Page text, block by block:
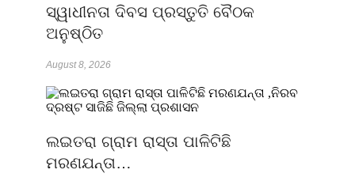
ସ୍ୱାଧୀନତା ଦିବସ ପ୍ରସ୍ତୁତି ବୈଠକ
ଅନୁଷ୍ଠିତ
August 8, 2026
ଲଇତରା ଗ୍ରାମ ରାସ୍ତା ପାଳିଟିଛି
ମରଣଯନ୍ତା…